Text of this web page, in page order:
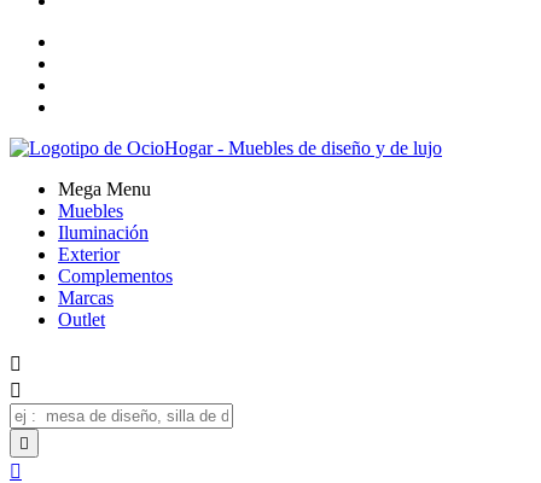
Mega Menu
Muebles
Iluminación
Exterior
Complementos
Marcas
Outlet



